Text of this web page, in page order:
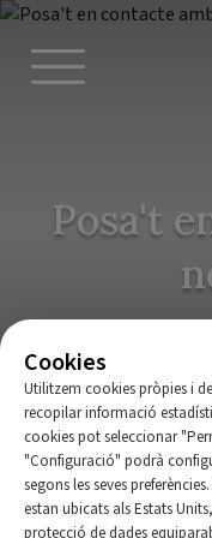
Posa't
Inici S’Agaró Hotel Spa &
Cookies
Utilitzem cookies pròpies i
recopilar informació
cookies pot seleccionar
"Configuració" podrà
segons les seves
estan ubicats als Estats
protecció de dades